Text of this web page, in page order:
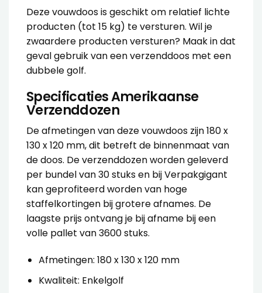
Deze vouwdoos is geschikt om relatief lichte
producten (tot 15 kg) te versturen. Wil je
zwaardere producten versturen? Maak in dat
geval gebruik van eenverzenddoos met een
dubbele golf.
Specificaties Amerikaanse
Verzenddozen
De afmetingen van dezevouwdoos zijn 180 x
130 x 120 mm, dit betreft de binnenmaat van
de doos. Deverzenddozenworden geleverd
per bundel van 30 stuks en bij Verpakgigant
kan geprofiteerd worden van hoge
staffelkortingen bij grotere afnames. De
laagste prijs ontvang je bij afname bij een
volle pallet van 3600 stuks.
Afmetingen: 180 x 130 x 120 mm
Kwaliteit: Enkelgolf